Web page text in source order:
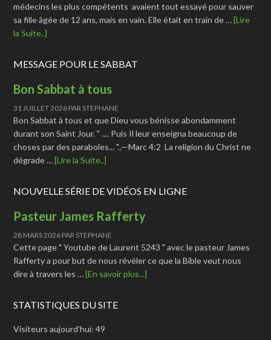
médecins les plus compétents avaient tout essayé pour sauver
sa fille âgée de 12 ans, mais en vain. Elle était en train de …[Lire
la Suite..]
MESSAGE POUR LE SABBAT
Bon Sabbat à tous
31 JUILLET 2026 PAR STEPHANE
Bon Sabbat à tous et que Dieu vous bénisse abondamment
durant son Saint Jour. " .... Puis Il leur enseigna beaucoup de
choses par des paraboles... "..—Marc 4:2 La religion du Christ ne
dégrade …[Lire la Suite..]
NOUVELLE SÉRIE DE VIDÉOS EN LIGNE
Pasteur James Rafferty
28 MARS 2026 PAR STEPHANE
Cette page " Youtube de Laurent 5243 " avec le pasteur James
Rafferty a pour but de nous révéler ce que la Bible veut nous
dire à travers les …[En savoir plus...]
STATISTIQUES DU SITE
Visiteurs aujourd’hui:49